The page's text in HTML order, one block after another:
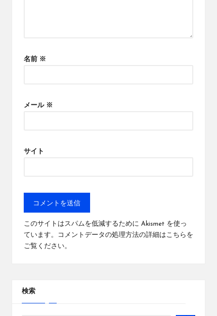
名前 ※
メール ※
サイト
このサイトはスパムを低減するために Akismet を使っ
ています。
コメントデータの処理方法の詳細はこちらを
ご覧ください。
検索